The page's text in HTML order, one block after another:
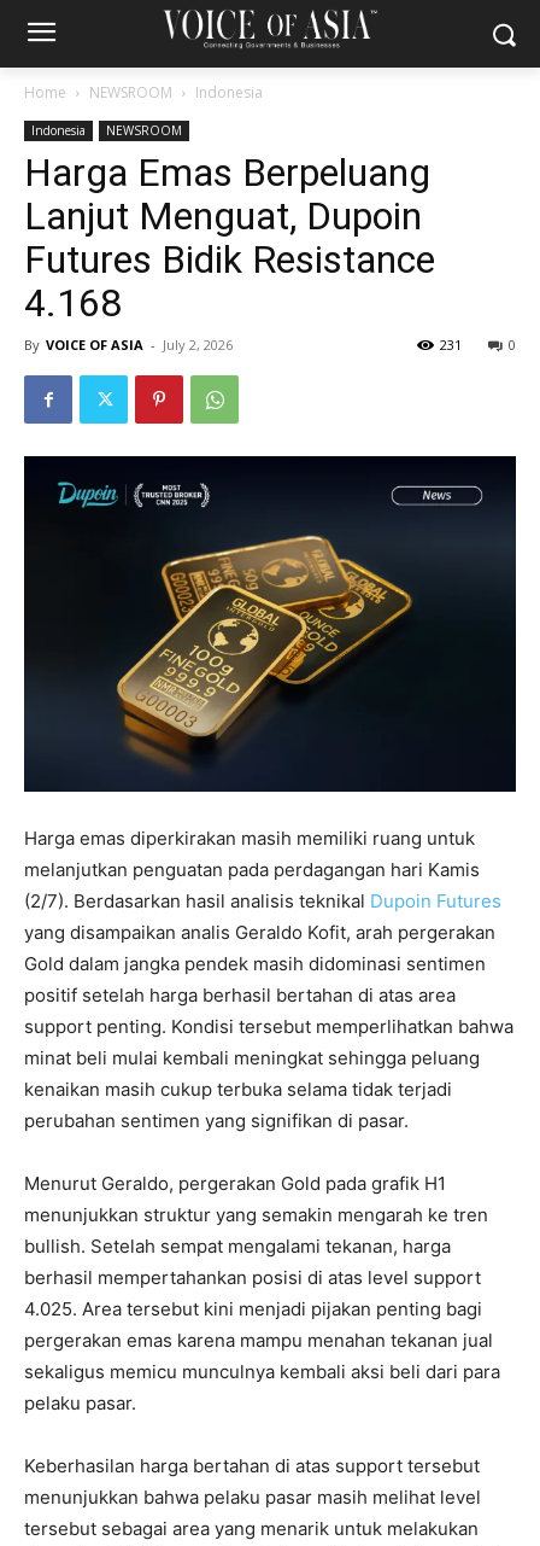
Home NEWSROOM Indonesia
Indonesia NEWSROOM
Harga Emas Berpeluang
Lanjut Menguat, Dupoin
Futures Bidik Resistance
4.168
By VOICE OF ASIA - July 2, 2026 0
231
Harga emas diperkirakan masih memiliki ruang untuk
melanjutkan penguatan pada perdagangan hari Kamis
(2/7). Berdasarkan hasil analisis teknikal Dupoin Futures
yang disampaikan analis Geraldo Kofit, arah pergerakan
Gold dalam jangka pendek masih didominasi sentimen
positif setelah harga berhasil bertahan di atas area
support penting. Kondisi tersebut memperlihatkan bahwa
minat beli mulai kembali meningkat sehingga peluang
kenaikan masih cukup terbuka selama tidak terjadi
perubahan sentimen yang signifikan di pasar.
Menurut Geraldo, pergerakan Gold pada grafik H1
menunjukkan struktur yang semakin mengarah ke tren
bullish. Setelah sempat mengalami tekanan, harga
berhasil mempertahankan posisi di atas level support
4.025. Area tersebut kini menjadi pijakan penting bagi
pergerakan emas karena mampu menahan tekanan jual
sekaligus memicu munculnya kembali aksi beli dari para
pelaku pasar.
Keberhasilan harga bertahan di atas support tersebut
menunjukkan bahwa pelaku pasar masih melihat level
tersebut sebagai area yang menarik untuk melakukan